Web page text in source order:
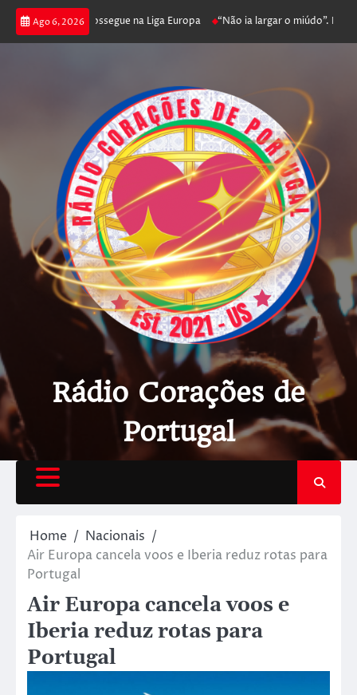
Ago 6, 2026
poker e prossegue na Liga Europa “Não ia largar o miúdo”.
Rádio Corações de
Portugal
Home
Nacionais
Air Europa cancela voos e Iberia reduz rotas para
Portugal
Air Europa cancela voos e
Iberia reduz rotas para
Portugal